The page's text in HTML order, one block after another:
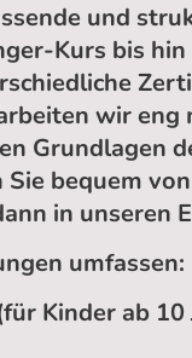
und
Kurs bis
wir
Grundlagen
bequem
in unseren
umfassen:
Kinder ab 10